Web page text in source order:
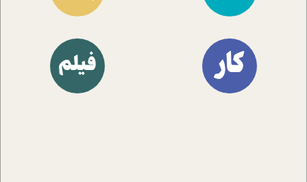
کار فیلم